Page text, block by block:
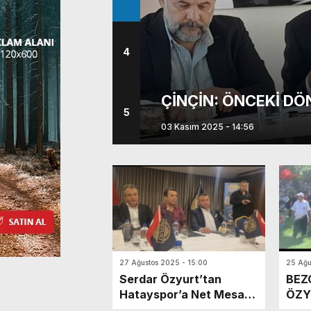
4
5
ÖDEDİK ÇİNÇİN: ÖNCEKİ
03 Kasım 2025 - 14:56
27 Ağustos 2025 - 15:00
Serdar Özyurt’tan
Hatayspor’a Net Mesaj:
25